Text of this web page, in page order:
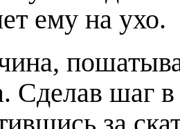
ему на ухо.
Сделав шаг